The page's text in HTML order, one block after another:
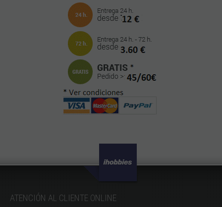
ATENCIÓN AL CLIENTE ONLINE